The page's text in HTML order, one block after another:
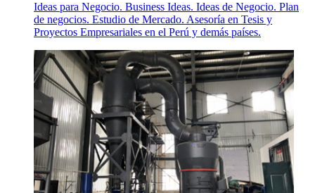
Ideas para Negocio. Business Ideas. Ideas de Negocio. Plan
de negocios. Estudio de Mercado. Asesoría en Tesis y
Proyectos Empresariales en el Perú y demás países.